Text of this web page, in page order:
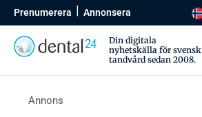
Prenumerera Annonsera
Din digitala
nyhetskälla för svensk
tandvård sedan 2008.